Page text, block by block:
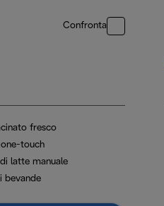
Confronta
fresco
one-touch
latte manuale
bevande